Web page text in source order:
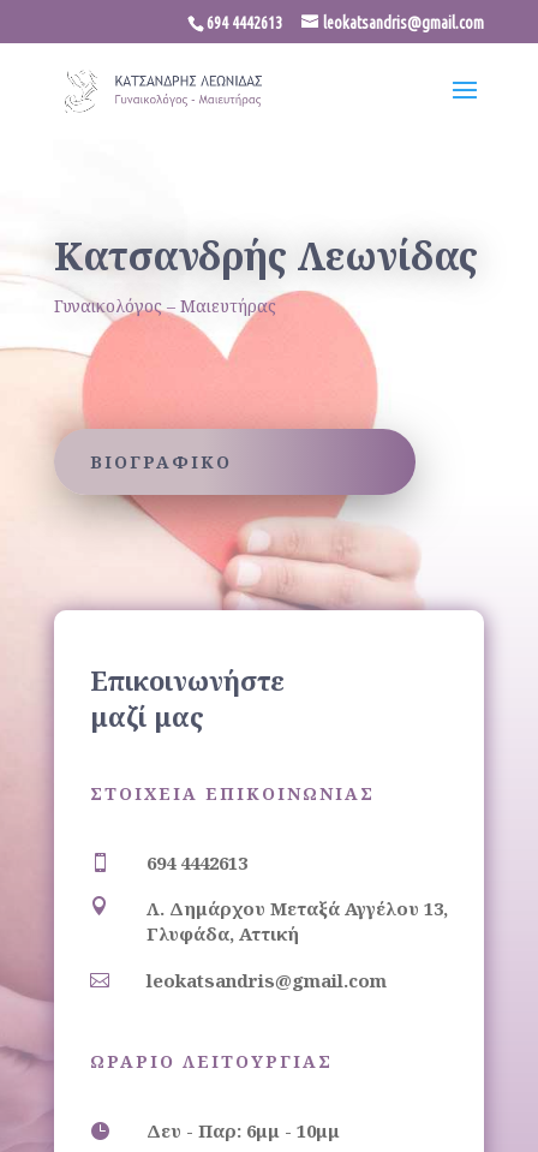
694 4442613 leokatsandris@gmail.com
Κατσανδρής Λεωνίδας
Γυναικολόγος – Μαιευτήρας
ΒΙΟΓΡΑΦΙΚΟ
Επικοινωνήστε
μαζί μας
ΣΤΟΙΧΕΙΑ ΕΠΙΚΟΙΝΩΝΙΑΣ
 694 4442613

Λ. Δημάρχου Μεταξά Αγγέλου 13,
Γλυφάδα, Αττική
 leokatsandris@gmail.com
ΩΡΑΡΙΟ ΛΕΙΤΟΥΡΓΙΑΣ
 Δευ - Παρ: 6μμ - 10μμ